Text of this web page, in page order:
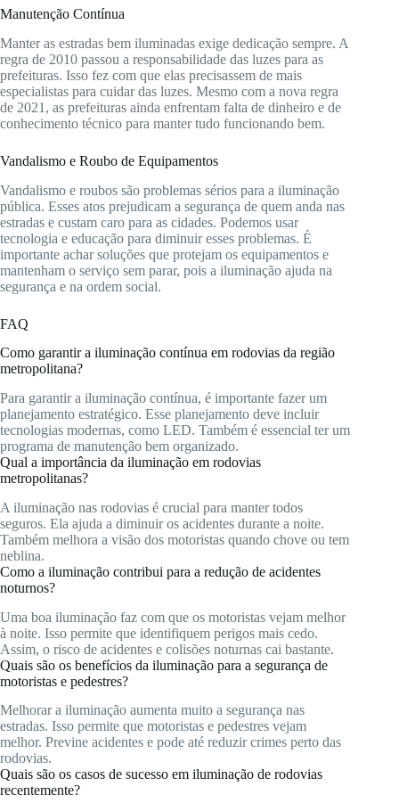
Manutenção Contínua
Manter as estradas bem iluminadas exige dedicação sempre. A
regra de 2010 passou a responsabilidade das luzes para as
prefeituras. Isso fez com que elas precisassem de mais
especialistas para cuidar das luzes. Mesmo com a nova regra
de 2021, as prefeituras ainda enfrentam falta de dinheiro e de
conhecimento técnico para manter tudo funcionando bem.
Vandalismo e Roubo de Equipamentos
Vandalismo e roubos são problemas sérios para a iluminação
pública. Esses atos prejudicam a segurança de quem anda nas
estradas e custam caro para as cidades. Podemos usar
tecnologia e educação para diminuir esses problemas. É
importante achar soluções que protejam os equipamentos e
mantenham o serviço sem parar, pois a iluminação ajuda na
segurança e na ordem social.
FAQ
Como garantir a iluminação contínua em rodovias da região
metropolitana?
Para garantir a iluminação contínua, é importante fazer um
planejamento estratégico. Esse planejamento deve incluir
tecnologias modernas, como LED. Também é essencial ter um
programa de manutenção bem organizado.
Qual a importância da iluminação em rodovias
metropolitanas?
A iluminação nas rodovias é crucial para manter todos
seguros. Ela ajuda a diminuir os acidentes durante a noite.
Também melhora a visão dos motoristas quando chove ou tem
neblina.
Como a iluminação contribui para a redução de acidentes
noturnos?
Uma boa iluminação faz com que os motoristas vejam melhor
à noite. Isso permite que identifiquem perigos mais cedo.
Assim, o risco de acidentes e colisões noturnas cai bastante.
Quais são os benefícios da iluminação para a segurança de
motoristas e pedestres?
Melhorar a iluminação aumenta muito a segurança nas
estradas. Isso permite que motoristas e pedestres vejam
melhor. Previne acidentes e pode até reduzir crimes perto das
rodovias.
Quais são os casos de sucesso em iluminação de rodovias
recentemente?